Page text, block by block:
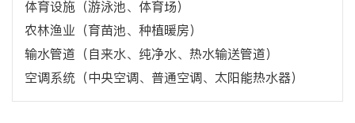
体育设施（游泳池、体育场）
农林渔业（育苗池、种植暖房）
输水管道（自来水、纯净水、热水输送管道）
空调系统（中央空调、普通空调、太阳能热水器）